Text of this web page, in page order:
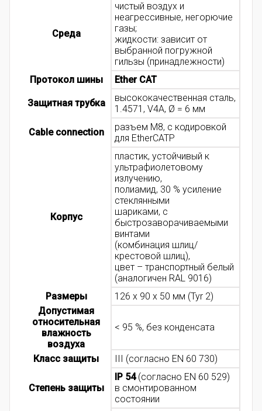
Среда
чистый воздух и
неагрессивные, негорючие
газы;
жидкости: зависит от
выбранной погружной
гильзы (принадлежности)
Протокол шины
Ether CAT
Защитная трубка
высококачественная сталь,
1.4571, V4A, Ø = 6 мм
Cable connection
разъем M8, с кодировкой
для EtherCATP
Корпус
пластик, устойчивый к
ультрафиолетовому
излучению,
полиамид, 30 % усиление
стеклянными
шариками, с
быстрозаворачиваемыми
винтами
(комбинация шлиц/
крестовой шлиц),
цвет – транспортный белый
(аналогичен RAL 9016)
Размеры
126 x 90 x 50 мм (Tyr 2)
Допустимая
относительная
влажность
воздуха
< 95 %, без конденсата
Класс защиты III (согласно EN 60 730)
Степень защиты
IP 54(согласно EN 60 529)
в смонтированном
состоянии